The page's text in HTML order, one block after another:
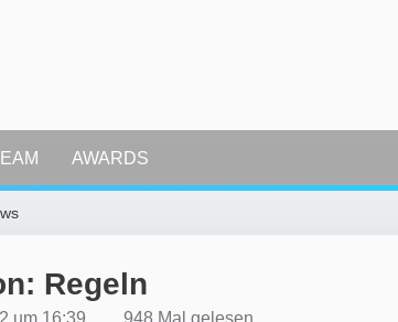
AWARDS
Regeln
um 16:39 948 Mal gelesen